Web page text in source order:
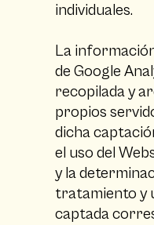
individuales.
La
de Google
recopilada y
propios
dicha
el uso del
y la
tratamiento y
captada